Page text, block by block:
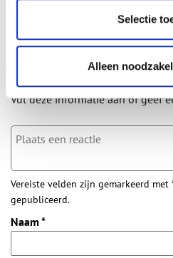
Selectie
Alleen
Bij inschrijving gaat u akkoord met
Aanvullingen
Vul deze informatie aan of geef
Vereiste velden zijn gemarkeerd
gepubliceerd.
Naam *